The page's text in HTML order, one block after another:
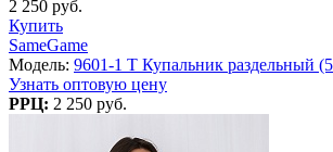
2 250 руб.
Купить
SameGame
Модель: 9601-1 T Купальник раздельный
Узнать оптовую цену
РРЦ: 2 250 руб.